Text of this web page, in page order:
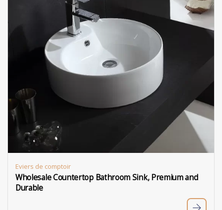
Eviers de comptoir
Wholesale Countertop Bathroom Sink, Premium and
Durable